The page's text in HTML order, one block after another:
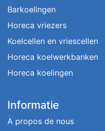
Barkoelingen
Horeca vriezers
Koelcellen en vriescellen
Horeca koelwerkbanken
Horeca koelingen
Informatie
A propos de nous